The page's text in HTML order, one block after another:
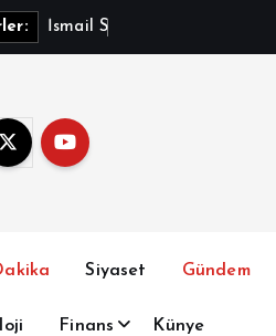
sma i S
Siyaset Gündem
Finans Künye